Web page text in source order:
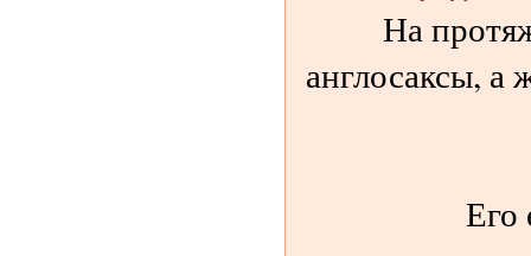
На
англосаксы, а
Его